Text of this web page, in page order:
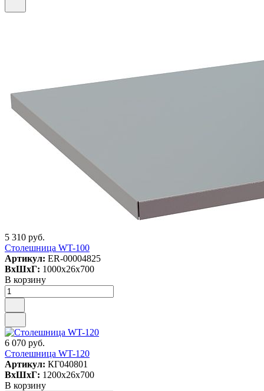
5 310 руб.
Столешница WT-100
Артикул: ER-00004825
ВxШxГ: 1000x26x700
В корзину
6 070 руб.
Столешница WT-120
Артикул: КГ040801
ВxШxГ: 1200x26x700
В корзину